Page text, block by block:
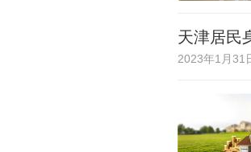
天津居民
2023年1月31